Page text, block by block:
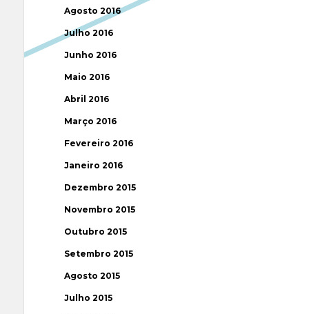
Agosto 2016
Julho 2016
Junho 2016
Maio 2016
Abril 2016
Março 2016
Fevereiro 2016
Janeiro 2016
Dezembro 2015
Novembro 2015
Outubro 2015
Setembro 2015
Agosto 2015
Julho 2015